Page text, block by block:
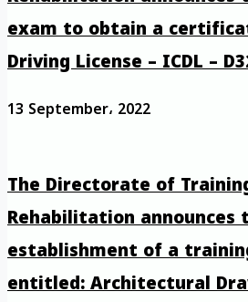
exam to obtain a
Driving License – ICDL –
13 September، 2022
The Directorate of
Rehabilitation announces
establishment of a
entitled: Architectural